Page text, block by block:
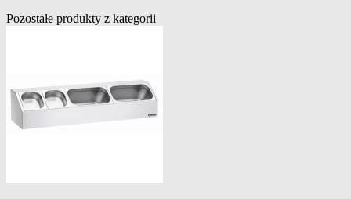
Pozostałe produkty z kategorii